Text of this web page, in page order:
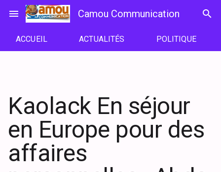
menu Camou Communication search
ACCUEIL ACTUALITÉS POLITIQUE
Kaolack En séjour
en Europe pour des
affaires